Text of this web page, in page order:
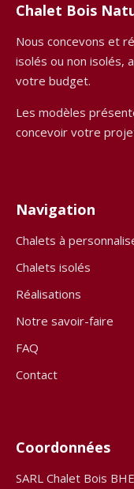
Chalet Bois
Nous concevons et
isolés ou non isolés,
votre budget.
Les modèles
concevoir votre
Navigation
Chalets à
Chalets isolés
Réalisations
Notre savoir-faire
FAQ
Contact
Coordonnées
SARL Chalet Bois BHE